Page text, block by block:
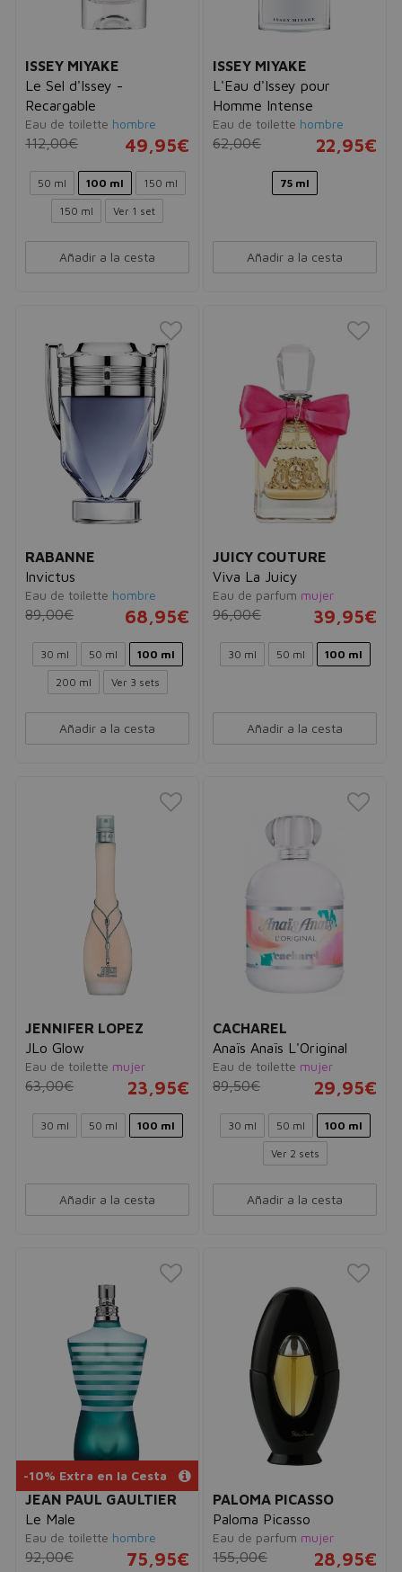
ISSEY MIYAKE
Le Sel d'Issey -
Recargable
Eau de toilette hombre
112,00€ 49,95€
50 ml 100 ml 150 ml
150 ml Ver 1 set
Añadir a la cesta
ISSEY MIYAKE
L'Eau d'Issey pour
Homme Intense
Eau de toilette hombre
62,00€ 22,95€
75 ml
Añadir a la cesta
RABANNE
Invictus
Eau de toilette hombre
89,00€ 68,95€
30 ml 50 ml 100 ml
200 ml Ver 3 sets
Añadir a la cesta
JUICY COUTURE
Viva La Juicy
Eau de parfum mujer
96,00€ 39,95€
30 ml 50 ml 100 ml
Añadir a la cesta
JENNIFER LOPEZ
JLo Glow
Eau de toilette mujer
63,00€ 23,95€
30 ml 50 ml 100 ml
Añadir a la cesta
CACHAREL
Anaïs Anaïs L'Original
Eau de toilette mujer
89,50€ 29,95€
30 ml 50 ml 100 ml
Ver 2 sets
Añadir a la cesta
-10% Extra en la Cesta
JEAN PAUL GAULTIER
Le Male
Eau de toilette hombre
92,00€ 75,95€
PALOMA PICASSO
Paloma Picasso
Eau de parfum mujer
155,00€ 28,95€